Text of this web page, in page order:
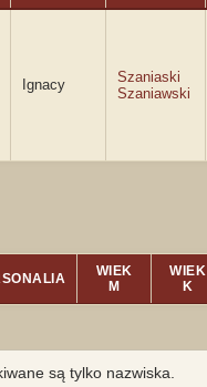
Ignacy
Szaniaski
Szaniawski
WIEK
M
WIEK
K
są tylko nazwiska.